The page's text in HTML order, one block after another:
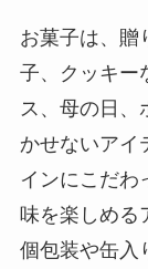
お菓子は、贈
子、クッキー
ス、母の日、
かせないアイ
インにこだわ
味を楽しめる
個包装や缶入